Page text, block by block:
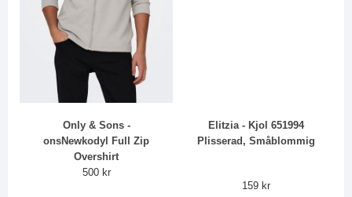
Only & Sons -
onsNewkodyl Full Zip
Overshirt
500 kr
Elitzia - Kjol 651994
Plisserad, Småblommig
159 kr